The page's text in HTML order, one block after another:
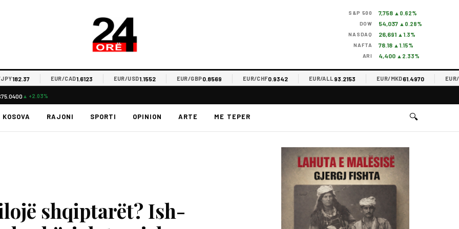
S&P 500 7,758 ▲0.62%
DOW 54,037 ▲0.28%
NASDAQ 26,691 ▲1.3%
NAFTA 78.18 ▲1.15%
ARI 4,400 ▲2.33%
182.37 EUR/CAD1.6123 EUR/USD1.1552 EUR/GBP0.8569 EUR/CHF0.9342 EUR/ALL93.2153 EUR/MKD61.4970 EUR/RSD
▲ +2.03%
KOSOVA RAJONI SPORTI OPINION ARTE ME TEPER 🔍
shqiptarët? Ish-